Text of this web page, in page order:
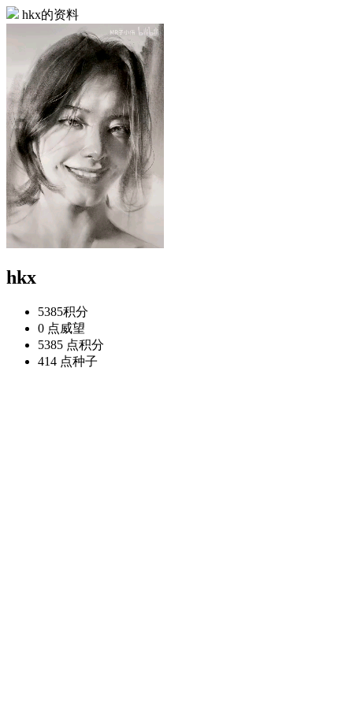
hkx的资料
hkx
5385积分
0 点威望
5385 点积分
414 点种子